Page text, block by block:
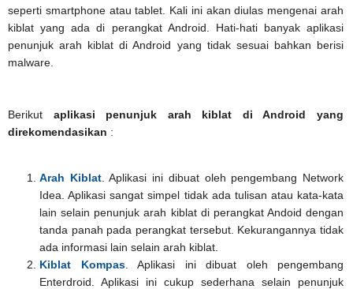
seperti smartphone atau tablet. Kali ini akan diulas mengenai arah
kiblat yang ada di perangkat Android. Hati-hati banyak aplikasi
penunjuk arah kiblat di Android yang tidak sesuai bahkan berisi
malware.
Berikut aplikasi penunjuk arah kiblat di Android yang
direkomendasikan :
Arah Kiblat. Aplikasi ini dibuat oleh pengembang Network
Idea. Aplikasi sangat simpel tidak ada tulisan atau kata-kata
lain selain penunjuk arah kiblat di perangkat Andoid dengan
tanda panah pada perangkat tersebut. Kekurangannya tidak
ada informasi lain selain arah kiblat.
Kiblat Kompas. Aplikasi ini dibuat oleh pengembang
Enterdroid. Aplikasi ini cukup sederhana selain penunjuk